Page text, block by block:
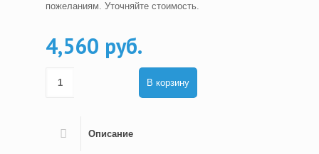
пожеланиям. Уточняйте стоимость.
4,560 руб.
В корзину
Описание